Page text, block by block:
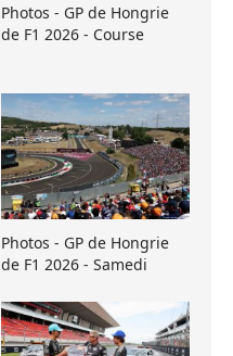
Photos - GP de Hongrie
de F1 2026 - Course
Photos - GP de Hongrie
de F1 2026 - Samedi